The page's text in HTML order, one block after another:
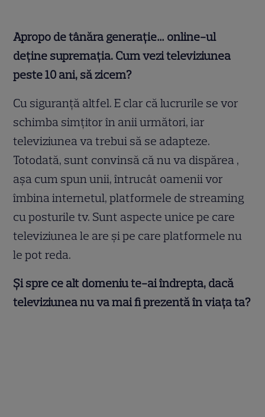
Apropo de tânăra generație… online-ul
deține supremația. Cum vezi televiziunea
peste 10 ani, să zicem?
Cu siguranță altfel. E clar că lucrurile se vor
schimba simțitor în anii următori, iar
televiziunea va trebui să se adapteze.
Totodată, sunt convinsă că nu va dispărea ,
așa cum spun unii, întrucât oamenii vor
îmbina internetul, platformele de streaming
cu posturile tv. Sunt aspecte unice pe care
televiziunea le are și pe care platformele nu
le pot reda.
Și spre ce alt domeniu te-ai îndrepta, dacă
televiziunea nu va mai fi prezentă în viața ta?